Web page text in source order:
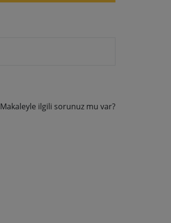
Makaleyle ilgili sorunuz mu var?